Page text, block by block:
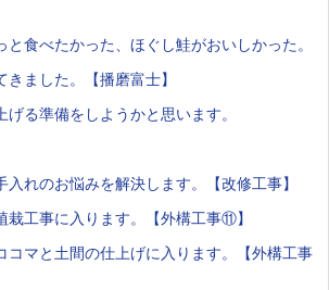
食べたかった、ほぐし鮭がおいしかった。
ました。【播磨富士】
る準備をしようかと思います。
れのお悩みを解決します。【改修工事】
栽工事に入ります。【外構工事⑪】
コマと土間の仕上げに入ります。【外構工事